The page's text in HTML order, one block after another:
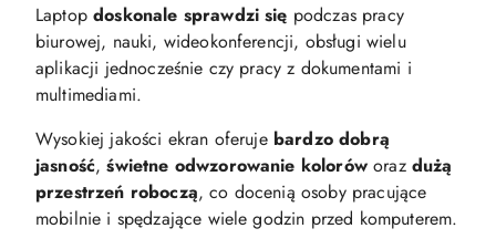
Laptopdoskonale sprawdzi się podczas pracy
biurowej, nauki, wideokonferencji, obsługi wielu
aplikacji jednocześnie czy pracy z dokumentami i
multimediami.
Wysokiej jakości ekran oferuje bardzo dobrą
jasność,świetne odwzorowanie koloróworaz dużą
przestrzeń roboczą, co docenią osoby pracujące
mobilnie i spędzające wiele godzin przed komputerem.